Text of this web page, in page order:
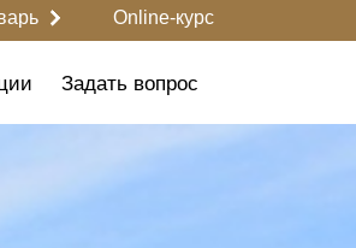
Online-курс
Задать вопрос